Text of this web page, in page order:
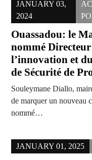
JANUARY 03,
2024
Ouassadou: le
nommé Directeur
l’innovation et
de Sécurité de
Souleymane Diallo,
de marquer un nouveau
nommé…
JANUARY 01, 2025